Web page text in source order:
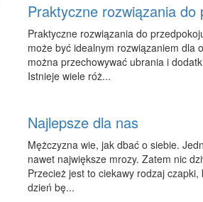
Praktyczne rozwiązania do
Praktyczne rozwiązania do
może być idealnym rozwiązaniem dla
można przechowywać ubrania i
Istnieje wiele róż...
Najlepsze dla nas
Mężczyzna wie, jak dbać o siebie.
nawet największe mrozy. Zatem nic
Przecież jest to ciekawy rodzaj
dzień bę...